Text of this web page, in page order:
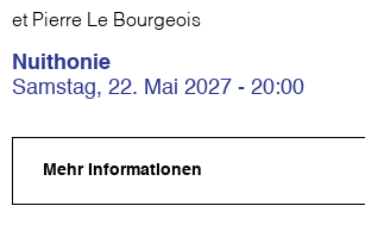
et Pierre Le Bourgeois
Nuithonie
Samstag, 22. Mai 2027 - 20:00
Mehr Informationen